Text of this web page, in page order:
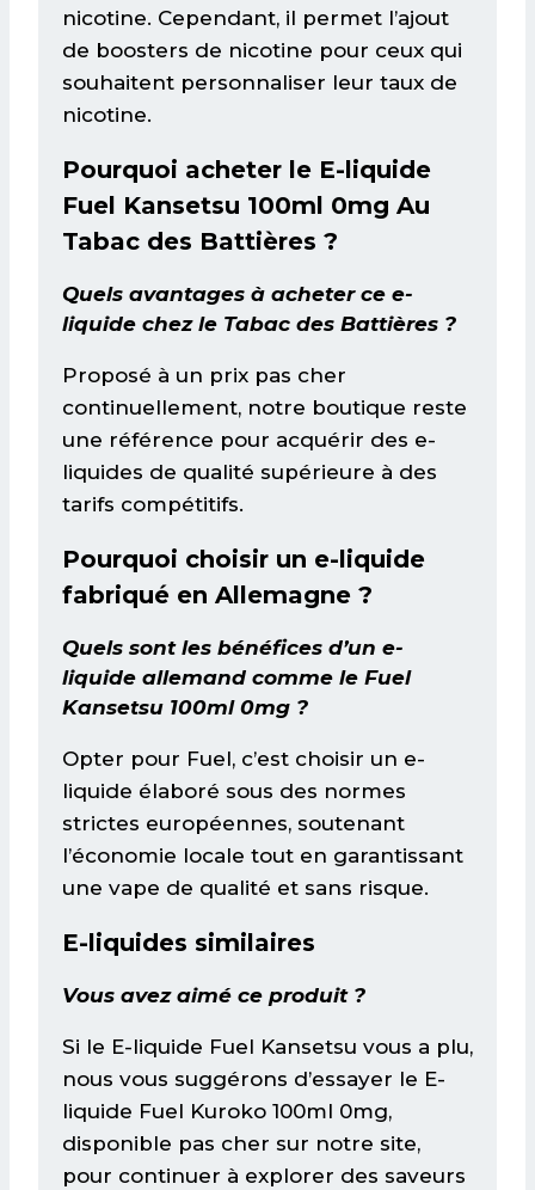
nicotine. Cependant, il permet l’ajout
de boosters de nicotine pour ceux qui
souhaitent personnaliser leur taux de
nicotine.
Pourquoi acheter le E-liquide
Fuel Kansetsu 100ml 0mg Au
Tabac des Battières ?
Quels avantages à acheter ce e-
liquide chez le Tabac des Battières ?
Proposé à un prix pas cher
continuellement, notre boutique reste
une référence pour acquérir des e-
liquides de qualité supérieure à des
tarifs compétitifs.
Pourquoi choisir un e-liquide
fabriqué en Allemagne ?
Quels sont les bénéfices d’un e-
liquide allemand comme le Fuel
Kansetsu 100ml 0mg ?
Opter pour Fuel, c’est choisir un e-
liquide élaboré sous des normes
strictes européennes, soutenant
l’économie locale tout en garantissant
une vape de qualité et sans risque.
E-liquides similaires
Vous avez aimé ce produit ?
Si le E-liquide Fuel Kansetsu vous a plu,
nous vous suggérons d’essayer le E-
liquide Fuel Kuroko 100ml 0mg,
disponible pas cher sur notre site,
pour continuer à explorer des saveurs